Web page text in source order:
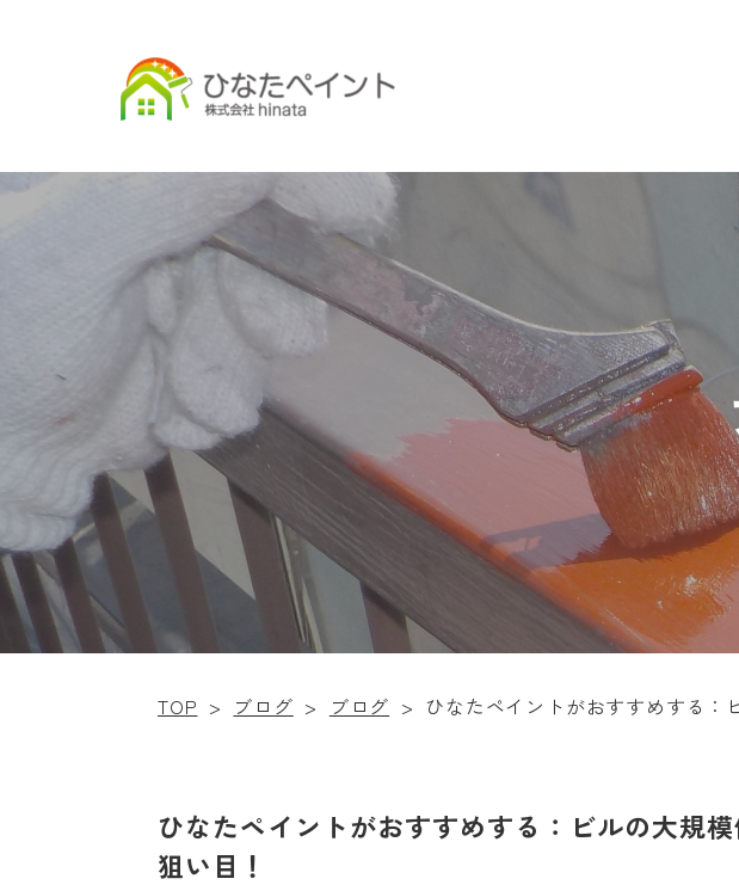
TOP > ブログ > ブログ > ひなたペイントがおすすめする：
ひなたペイントがおすすめする：ビルの大規
狙い目！